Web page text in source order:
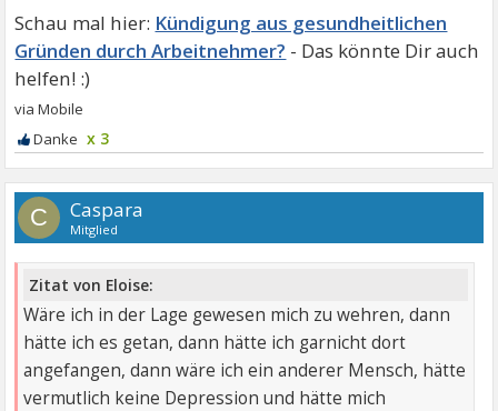
Kündigung aus gesundheitlichen
Gründen durch Arbeitnehmer?
x 3
C Caspara
Mitglied
Zitat von Eloise:
Wäre ich in der Lage gewesen mich zu wehren, dann
hätte ich es getan, dann hätte ich garnicht dort
angefangen, dann wäre ich ein anderer Mensch, hätte
vermutlich keine Depression und hätte mich